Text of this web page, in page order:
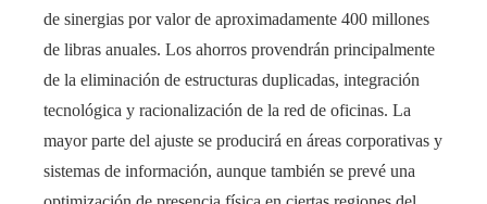
de sinergias por valor de aproximadamente 400 millones
de libras anuales. Los ahorros provendrán principalmente
de la eliminación de estructuras duplicadas, integración
tecnológica y racionalización de la red de oficinas. La
mayor parte del ajuste se producirá en áreas corporativas y
sistemas de información, aunque también se prevé una